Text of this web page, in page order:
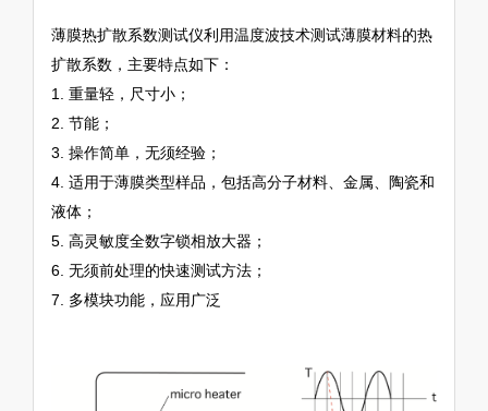
薄膜热扩散系数测试仪利用温度波技术测试薄膜材料的热
扩散系数，主要特点如下：
1. 重量轻，尺寸小；
2. 节能；
3. 操作简单，无须经验；
4. 适用于薄膜类型样品，包括高分子材料、金属、陶瓷和
液体；
5. 高灵敏度全数字锁相放大器；
6. 无须前处理的快速测试方法；
7. 多模块功能，应用广泛